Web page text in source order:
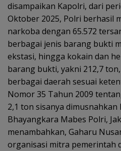
disampaikan Kapolri, dari
Oktober 2025, Polri berhasil
narkoba dengan 65.572
berbagai jenis barang bukti
ekstasi, hingga kokain dan
barang bukti, yakni 212,7
berbagai daerah sesuai
Nomor 35 Tahun 2009
2,1 ton sisanya
Bhayangkara Mabes Polri,
menambahkan, Gaharu
organisasi mitra pemerintah